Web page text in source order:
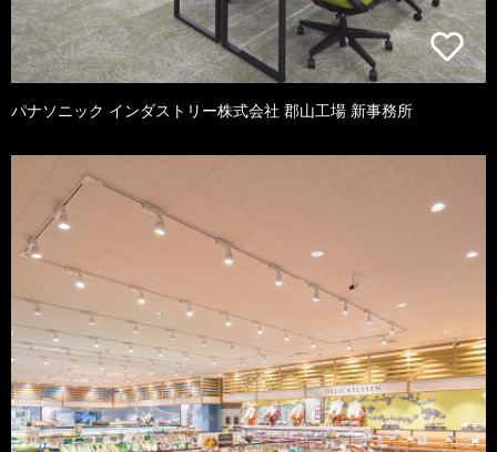
パナソニック インダストリー株式会社 郡山工場 新事務所